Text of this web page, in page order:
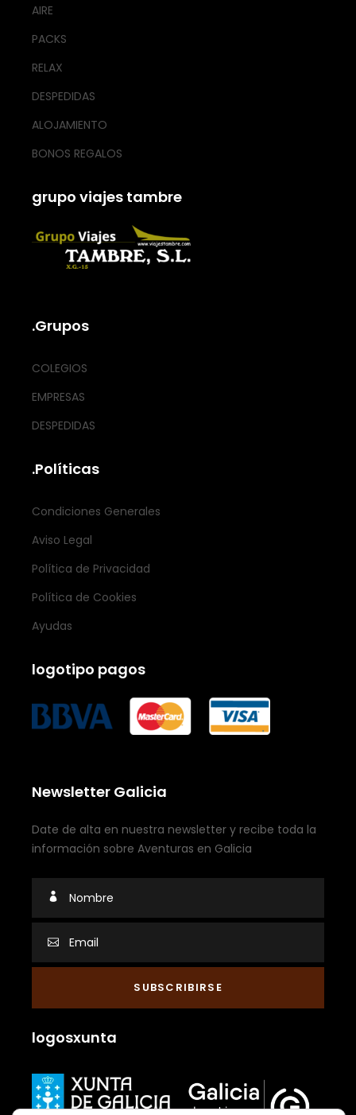
AIRE
PACKS
RELAX
DESPEDIDAS
ALOJAMIENTO
BONOS REGALOS
grupo viajes tambre
.Grupos
COLEGIOS
EMPRESAS
DESPEDIDAS
.Políticas
Condiciones Generales
Aviso Legal
Política de Privacidad
Política de Cookies
Ayudas
logotipo pagos
Newsletter Galicia
Date de alta en nuestra newsletter y recibe toda la
información sobre Aventuras en Galicia
logosxunta